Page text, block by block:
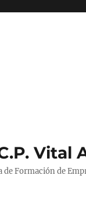
Vital
Formación de